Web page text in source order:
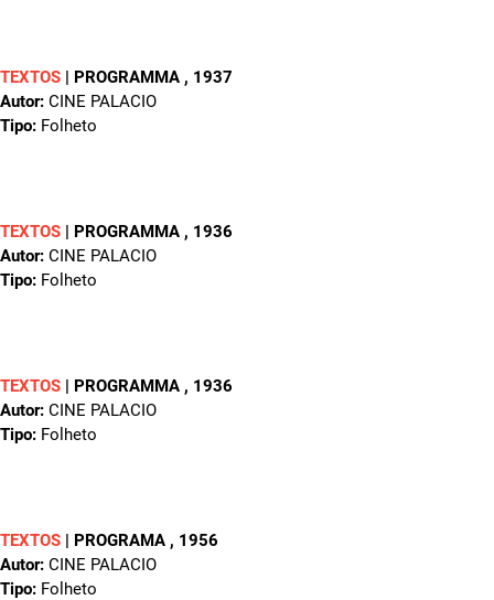
TEXTOS | PROGRAMMA , 1937
Autor: CINE PALACIO
Tipo: Folheto
TEXTOS | PROGRAMMA , 1936
Autor: CINE PALACIO
Tipo: Folheto
TEXTOS | PROGRAMMA , 1936
Autor: CINE PALACIO
Tipo: Folheto
TEXTOS | PROGRAMA , 1956
Autor: CINE PALACIO
Tipo: Folheto